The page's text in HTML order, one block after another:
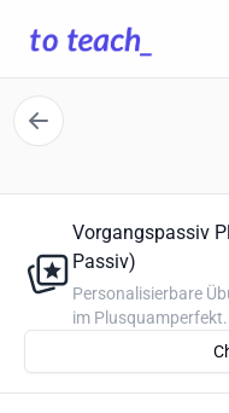
Vorgangspassiv
Passiv)
Personalisierbare
im Plusquamperfekt.